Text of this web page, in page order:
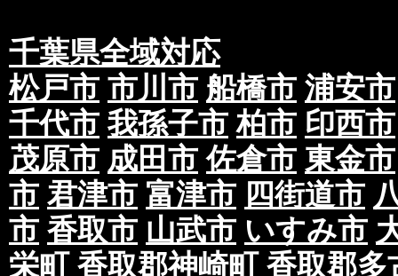
千葉県全域対応
松戸市 市川市 船橋市 浦安市
千代市 我孫子市 柏市 印西市
茂原市 成田市 佐倉市 東金市
市 君津市 富津市 四街道市
市 香取市 山武市 いすみ市
栄町 香取郡神崎町 香取郡多